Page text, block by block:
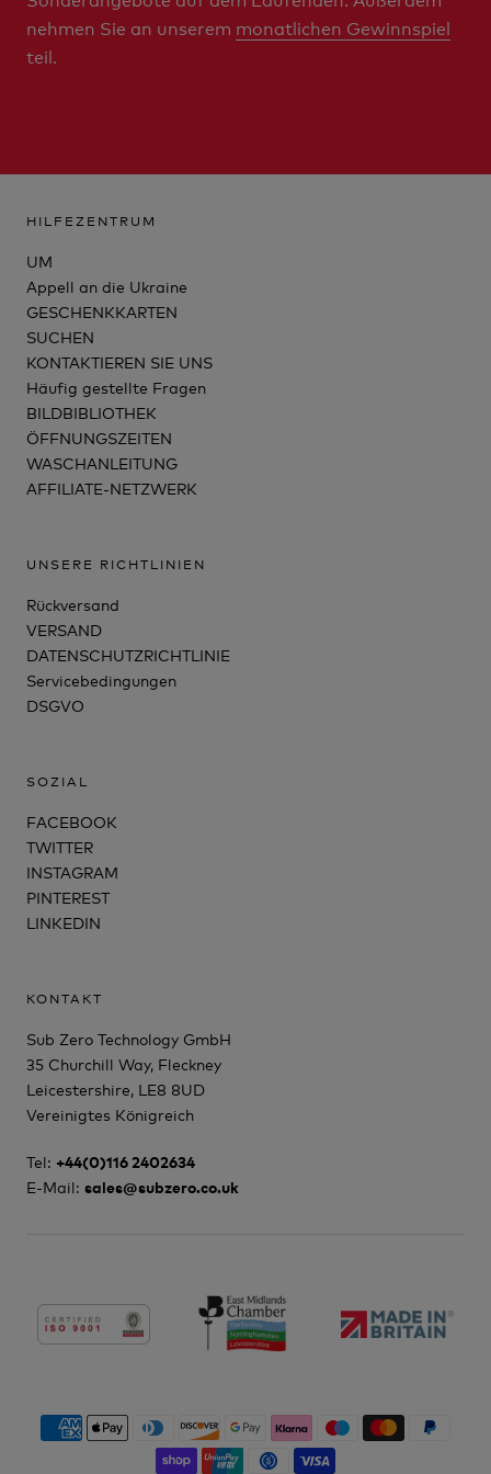
nehmen Sie an unserem monatlichen Gewinnspiel
teil.
HILFEZENTRUM
UM
Appell an die Ukraine
GESCHENKKARTEN
SUCHEN
KONTAKTIEREN SIE UNS
Häufig gestellte Fragen
BILDBIBLIOTHEK
ÖFFNUNGSZEITEN
WASCHANLEITUNG
AFFILIATE-NETZWERK
UNSERE RICHTLINIEN
Rückversand
VERSAND
DATENSCHUTZRICHTLINIE
Servicebedingungen
DSGVO
SOZIAL
FACEBOOK
TWITTER
INSTAGRAM
PINTEREST
LINKEDIN
KONTAKT
Sub Zero Technology GmbH
35 Churchill Way, Fleckney
Leicestershire, LE8 8UD
Vereinigtes Königreich
Tel: +44(0)116 2402634
E-Mail: sales@subzero.co.uk